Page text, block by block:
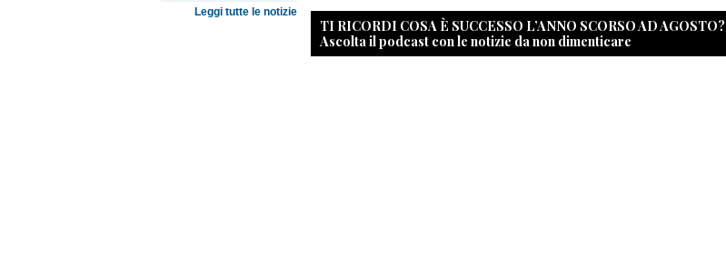
Leggi tutte le notizie
TI RICORDI COSA È SUCCESSO L’ANNO SCORSO AD AGOSTO?
Ascolta il podcast con le notizie da non dimenticare